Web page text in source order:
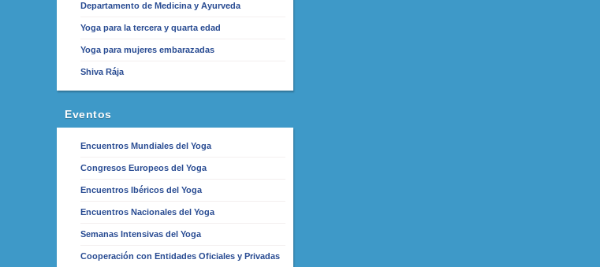
Departamento de Medicina y Ayurveda
Yoga para la tercera y quarta edad
Yoga para mujeres embarazadas
Shiva Rája
Eventos
Encuentros Mundiales del Yoga
Congresos Europeos del Yoga
Encuentros Ibéricos del Yoga
Encuentros Nacionales del Yoga
Semanas Intensivas del Yoga
Cooperación con Entidades Oficiales y Privadas